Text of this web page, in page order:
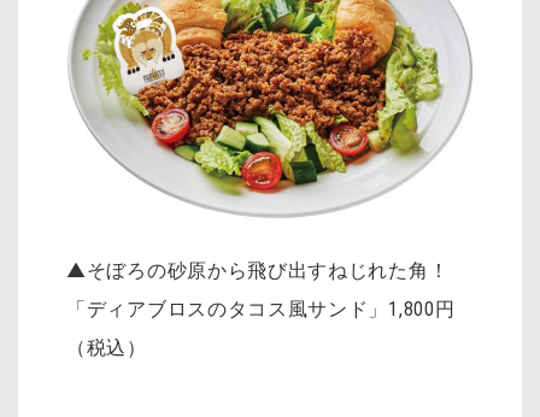
▲そぼろの砂原から飛び出すねじれた角！
「ディアブロスのタコス風サンド」 1,800円
（税込）